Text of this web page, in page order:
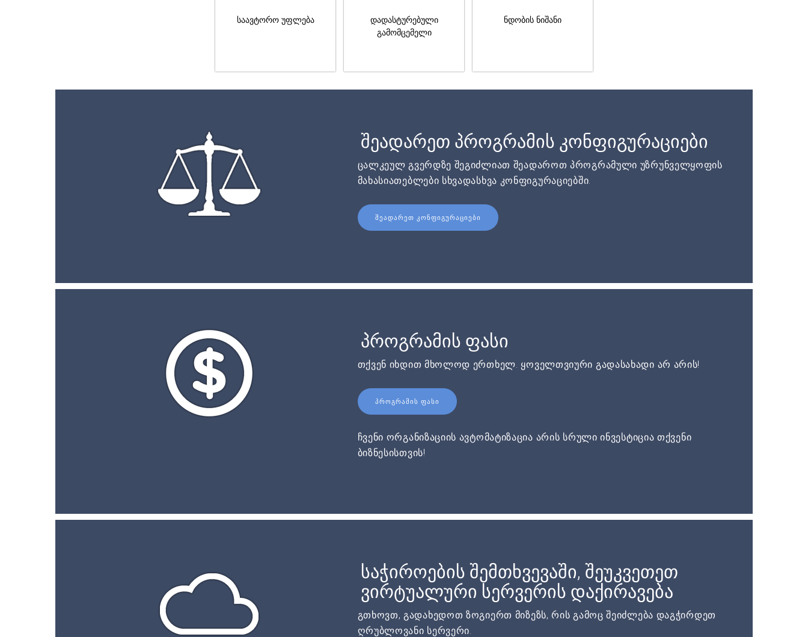
საავტორო უფლება
დადასტურებული
გამომცემელი
ნდობის ნიშანი
შეადარეთ პროგრამის კონფიგურაციები
ცალკეულ გვერდზე შეგიძლიათ შეადაროთ პროგრამული უზრუნველყოფის
მახასიათებლები სხვადასხვა კონფიგურაციებში.
ᲨᲔᲐᲓᲐᲠᲔᲗ ᲙᲝᲜᲤᲘᲒᲣᲠᲐᲪᲘᲔᲑᲘ
პროგრამის ფასი
თქვენ იხდით მხოლოდ ერთხელ. ყოველთვიური გადასახადი არ არის!
ᲞᲠᲝᲒᲠᲐᲛᲘᲡ ᲤᲐᲡᲘ
ჩვენი ორგანიზაციის ავტომატიზაცია არის სრული ინვესტიცია თქვენი
ბიზნესისთვის!
საჭიროების შემთხვევაში, შეუკვეთეთ
ვირტუალური სერვერის დაქირავება
გთხოვთ, გადახედოთ ზოგიერთ მიზეზს, რის გამოც შეიძლება დაგჭირდეთ
ღრუბლოვანი სერვერი.